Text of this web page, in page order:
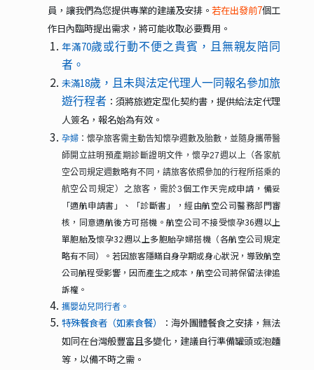
員，讓我們為您提供專業的建議及安排。若在出發前7個工
作日內臨時提出需求，將可能收取必要費用。
年滿70歲或行動不便之貴賓，且無親友陪同
者。
未滿18歲，且未與法定代理人一同報名參加旅
遊行程者 ：須將旅遊定型化契約書，提供給法定代理
人簽名，報名始為有效。
孕婦：懷孕旅客需主動告知懷孕週數及胎數，並隨身攜帶醫
師開立註明預產期診斷證明文件，懷孕27週以上（各家航
空公司規定週數略有不同，請旅客依照參加的行程所搭乘的
航空公司規定）之旅客，需於3個工作天完成申請，備妥
「適航申請書」、「診斷書」，經由航空公司醫務部門審
核，同意適航後方可搭機。航空公司不接受懷孕36週以上
單胞胎及懷孕32週以上多胞胎孕婦搭機（各航空公司規定
略有不同）。若因旅客隱瞞自身孕期或身心狀況，導致航空
公司航程受影響，因而產生之成本，航空公司將保留法律追
訴權。
攜嬰幼兒同行者。
特殊餐食者（如素食餐）
：海外團體餐食之安排，無法
如同在台灣般豐富且多變化，建議自行準備罐頭或泡麵
等，以備不時之需。